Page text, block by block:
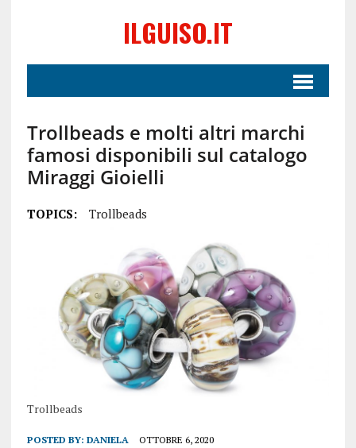
ILGUISO.IT
Trollbeads e molti altri marchi
famosi disponibili sul catalogo
Miraggi Gioielli
TOPICS: Trollbeads
Trollbeads
POSTED BY: DANIELA OTTOBRE 6, 2020